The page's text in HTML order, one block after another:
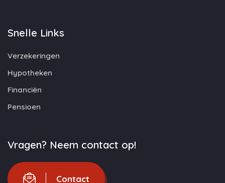
Snelle Links
Verzekeringen
Hypotheken
Financiën
Pensioen
Vragen? Neem contact op!
Contact